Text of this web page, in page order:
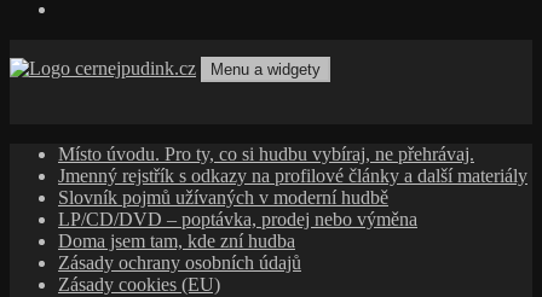
k
Menu a widgety
Místo úvodu. Pro ty, co si hudbu vybíraj, ne přehrávaj.
Jmenný rejstřík s odkazy na profilové články a další materiály
Slovník pojmů užívaných v moderní hudbě
LP/CD/DVD – poptávka, prodej nebo výměna
Doma jsem tam, kde zní hudba
Zásady ochrany osobních údajů
Zásady cookies (EU)